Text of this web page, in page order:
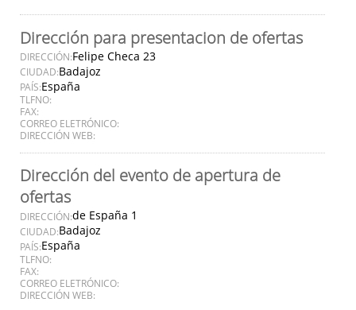
Dirección para presentacion de ofertas
DIRECCIÓN:Felipe Checa 23
CIUDAD:Badajoz
PAÍS:España
TLFNO:
FAX:
CORREO ELETRÓNICO:
DIRECCIÓN WEB:
Dirección del evento de apertura de
ofertas
DIRECCIÓN:de España 1
CIUDAD:Badajoz
PAÍS:España
TLFNO:
FAX:
CORREO ELETRÓNICO:
DIRECCIÓN WEB: